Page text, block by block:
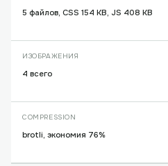
5 файлов, CSS 154 KB, JS 408 KB
ИЗОБРАЖЕНИЯ
4 всего
COMPRESSION
brotli, экономия 76%